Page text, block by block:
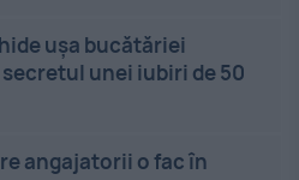
ușa bucătăriei
unei iubiri de 50
angajatorii o fac în